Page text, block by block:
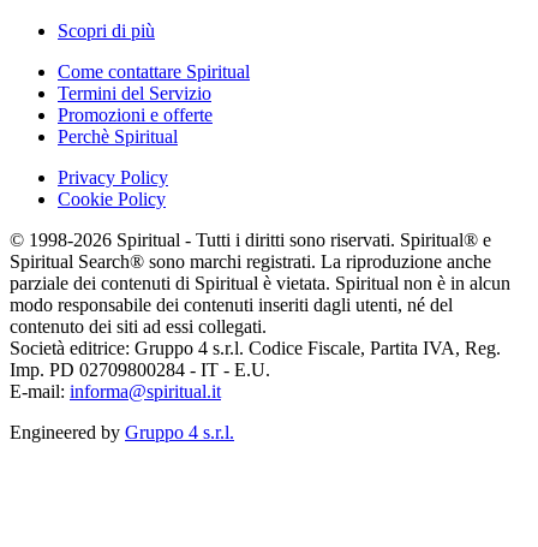
Scopri di più
Come contattare Spiritual
Termini del Servizio
Promozioni e offerte
Perchè Spiritual
Privacy Policy
Cookie Policy
© 1998-2026 Spiritual - Tutti i diritti sono riservati. Spiritual® e
Spiritual Search® sono marchi registrati. La riproduzione anche
parziale dei contenuti di Spiritual è vietata. Spiritual non è in alcun
modo responsabile dei contenuti inseriti dagli utenti, né del
contenuto dei siti ad essi collegati.
Società editrice: Gruppo 4 s.r.l. Codice Fiscale, Partita IVA, Reg.
Imp. PD 02709800284 - IT - E.U.
E-mail: informa@spiritual.it
Engineered by Gruppo 4 s.r.l.